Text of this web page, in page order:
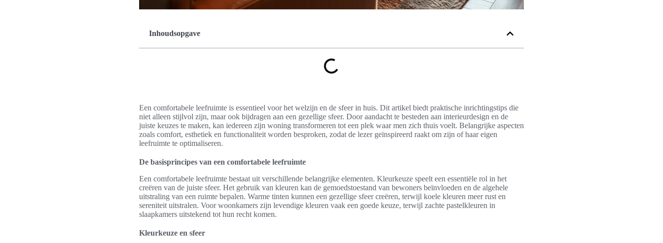
Inhoudsopgave
Een comfortabele leefruimte is essentieel voor het welzijn en de sfeer in huis. Dit artikel biedt praktische inrichtingstips die
niet alleen stijlvol zijn, maar ook bijdragen aan een gezellige sfeer. Door aandacht te besteden aan interieurdesign en de
juiste keuzes te maken, kan iedereen zijn woning transformeren tot een plek waar men zich thuis voelt. Belangrijke aspecten
zoals comfort, esthetiek en functionaliteit worden besproken, zodat de lezer geïnspireerd raakt om zijn of haar eigen
leefruimte te optimaliseren.
De basisprincipes van een comfortabele leefruimte
Een comfortabele leefruimte bestaat uit verschillende belangrijke elementen. Kleurkeuze speelt een essentiële rol in het
creëren van de juiste sfeer. Het gebruik van kleuren kan de gemoedstoestand van bewoners beïnvloeden en de algehele
uitstraling van een ruimte bepalen. Warme tinten kunnen een gezellige sfeer creëren, terwijl koele kleuren meer rust en
sereniteit uitstralen. Voor woonkamers zijn levendige kleuren vaak een goede keuze, terwijl zachte pastelkleuren in
slaapkamers uitstekend tot hun recht komen.
Kleurkeuze en sfeer